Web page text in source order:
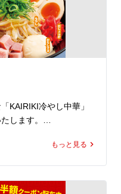
てください。*2
たお客様にもぜひご来
たします。
を心よりお待ちしてお
京都背脂醤油ラーメン
払いいただくことでご
ずラーメン魁力屋公式
が必要です。
KAIRIKI冷やし中華」
します。
をベースに、旨みと酸味
らも、ガツンと食べ応
もっと見る